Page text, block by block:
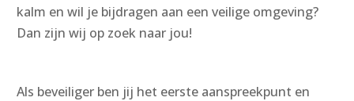
kalm en wil je bijdragen aan een veilige omgeving?
Dan zijn wij op zoek naar jou!
Als beveiliger ben jij het eerste aanspreekpunt en